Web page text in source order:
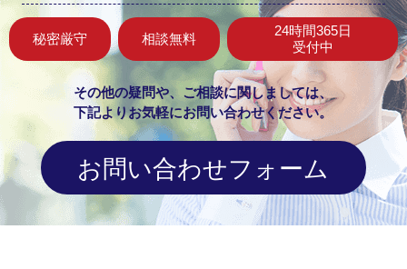
秘密厳守 相談無料
24時間365日
受付中
その他の疑問や、ご相談に関しましては、
下記よりお気軽にお問い合わせください。
お問い合わせフォーム